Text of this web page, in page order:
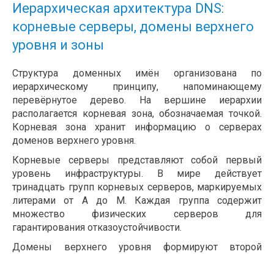
Иерархическая архитектура DNS:
корневые серверы, домены верхнего
уровня и зоны
Структура доменных имён организована по
иерархическому принципу, напоминающему
перевёрнутое дерево. На вершине иерархии
располагается корневая зона, обозначаемая точкой.
Корневая зона хранит информацию о серверах
доменов верхнего уровня.
Корневые серверы представляют собой первый
уровень инфраструктуры. В мире действует
тринадцать групп корневых серверов, маркируемых
литерами от A до M. Каждая группа содержит
множество физических серверов для
гарантирования отказоустойчивости.
Домены верхнего уровня формируют второй